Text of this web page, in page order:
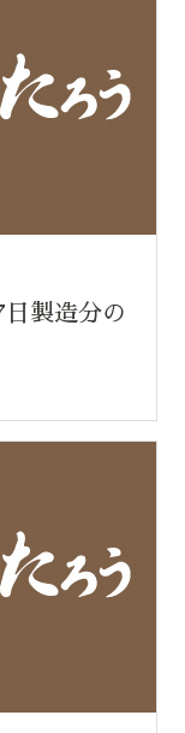
日製造分の